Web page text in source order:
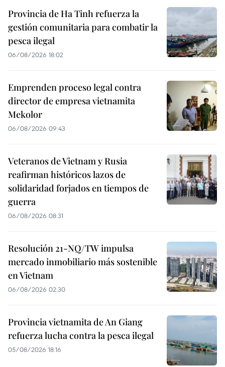
Provincia de Ha Tinh refuerza la
gestión comunitaria para combatir la
pesca ilegal
06/08/2026 18:02
Emprenden proceso legal contra
director de empresa vietnamita
Mekolor
06/08/2026 09:43
Veteranos de Vietnam y Rusia
reafirman históricos lazos de
solidaridad forjados en tiempos de
guerra
06/08/2026 08:31
Resolución 21-NQ/TW impulsa
mercado inmobiliario más sostenible
en Vietnam
06/08/2026 02:30
Provincia vietnamita de An Giang
refuerza lucha contra la pesca ilegal
05/08/2026 18:16